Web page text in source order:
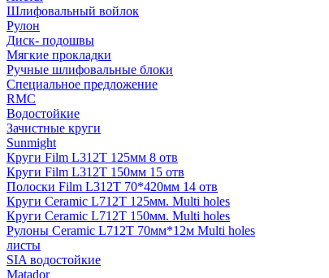
Шлифовальный войлок
Рулон
Диск- подошвы
Мягкие прокладки
Ручные шлифовальные блоки
Специальное предложение
RMC
Водостойкие
Зачистные круги
Sunmight
Круги Film L312T 125мм 8 отв
Круги Film L312T 150мм 15 отв
Полоски Film L312T 70*420мм 14 отв
Круги Ceramic L712T 125мм. Multi holes
Круги Ceramic L712T 150мм. Multi holes
Рулоны Ceramic L712T 70мм*12м Multi holes
листы
SIA водостойкие
Matador